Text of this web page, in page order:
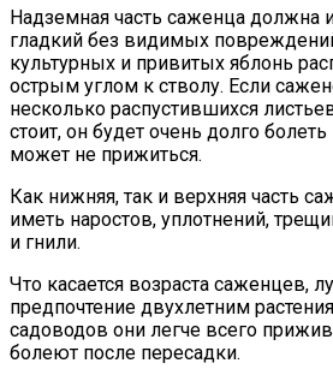
Надземная часть саженца должна
гладкий без видимых
культурных и привитых яблонь
острым углом к стволу. Если
несколько распустившихся
стоит, он будет очень долго
может не прижиться.
Как нижняя, так и верхняя часть
иметь наростов, уплотнений,
и гнили.
Что касается возраста саженцев,
предпочтение двухлетним
садоводов они легче всего
болеют после пересадки.